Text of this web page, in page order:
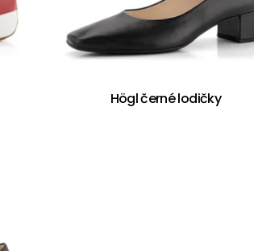
Högl černé lodičky